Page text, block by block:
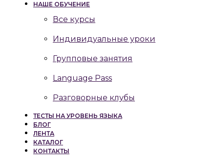
НАШЕ ОБУЧЕНИЕ
Все курсы
Индивидуальные уроки
Групповые занятия
Language Pass
Разговорные клубы
ТЕСТЫ НА УРОВЕНЬ ЯЗЫКА
БЛОГ
ЛЕНТА
КАТАЛОГ
КОНТАКТЫ